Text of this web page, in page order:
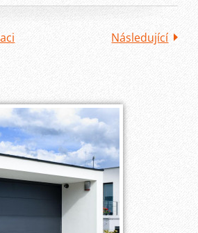
Následující